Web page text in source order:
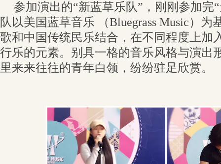
参加演出的“新蓝草乐队”，刚刚参加完
队以美国蓝草音乐 （Bluegrass Music）为
歌和中国传统民乐结合，在不同程度上加
行乐的元素。别具一格的音乐风格与演出
里来来往往的青年白领，纷纷驻足欣赏。